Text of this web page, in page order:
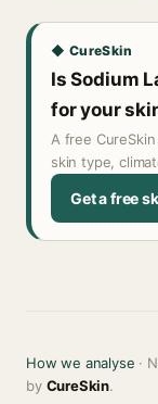
◆ CureSkin
Is Sodium
for your
A free
skin type,
Get a free
How we analyse ·
by CureSkin.